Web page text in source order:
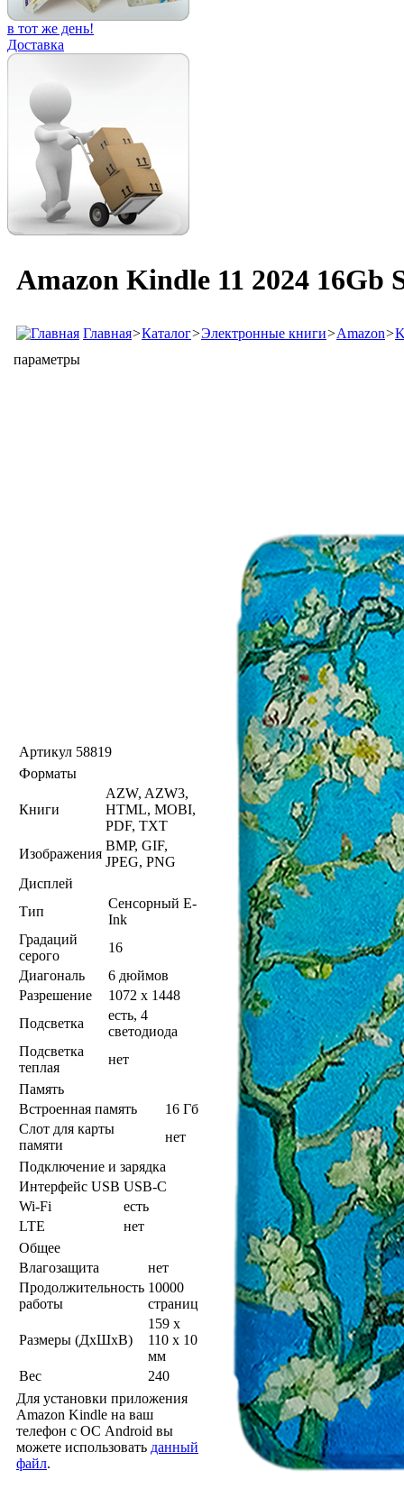
в тот же день!
Доставка
Amazon Kindle 11 2024 16Gb
Главная>Каталог>Электронные книги>Amazon>
параметры
Артикул 58819
Форматы
Книги
AZW, AZW3,
HTML, MOBI,
PDF, TXT
Изображения
BMP, GIF,
JPEG, PNG
Дисплей
Тип
Сенсорный E-
Ink
Градаций
серого
16
Диагональ
6 дюймов
Разрешение
1072 x 1448
Подсветка
есть, 4
светодиода
Подсветка
теплая
нет
Память
Встроенная память
16 Гб
Слот для карты
памяти
нет
Подключение и зарядка
Интерфейс USB USB-C
Wi-Fi
есть
LTE
нет
Общее
Влагозащита
нет
Продолжительность
работы
10000
страниц
Размеры (ДхШхВ)
159 x
110 x 10
мм
Вес
240
Для установки приложения
Amazon Kindle на ваш
телефон с ОС Android вы
можете использовать данный
файл.